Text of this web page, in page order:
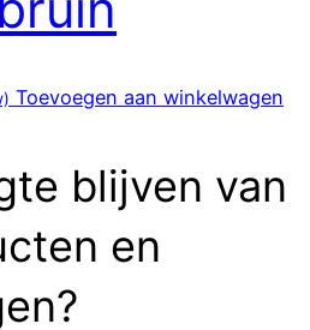
Toevoegen aan winkelwagen
blijven van
en